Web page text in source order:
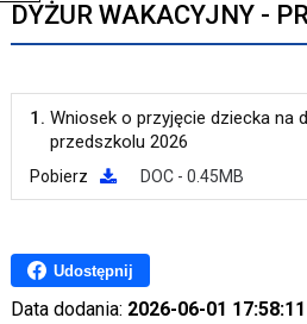
DYŻUR WAKACYJNY -
1. Wniosek o przyjęcie dziecka na
przedszkolu 2026
Pobierz DOC - 0.45MB
Udostępnij
Data dodania: 2026-06-01 17:58:11